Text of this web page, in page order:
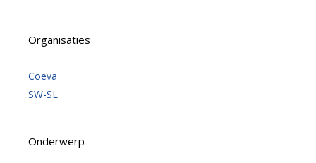
Organisaties
Coeva
SW-SL
Onderwerp